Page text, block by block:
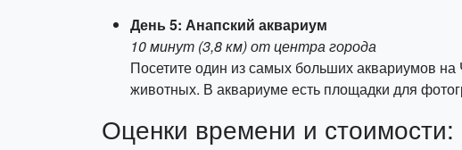
День 5: Анапский аквариум
10 минут (3,8 км) от центра города
Посетите один из самых больших аквариумов
животных. В аквариуме есть площадки для
Оценки времени и стоимости: